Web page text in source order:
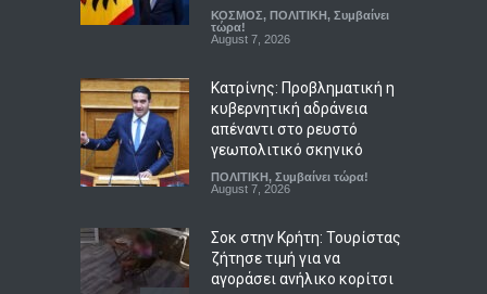
ΚΟΣΜΟΣ, ΠΟΛΙΤΙΚΗ, Συμβαίνει
τώρα!
August 7, 2026
Κατρίνης: Προβληματική η
κυβερνητική αδράνεια
απέναντι στο ρευστό
γεωπολιτικό σκηνικό
ΠΟΛΙΤΙΚΗ, Συμβαίνει τώρα!
August 7, 2026
Σοκ στην Κρήτη: Τουρίστας
ζήτησε τιμή για να
αγοράσει ανήλικο κορίτσι